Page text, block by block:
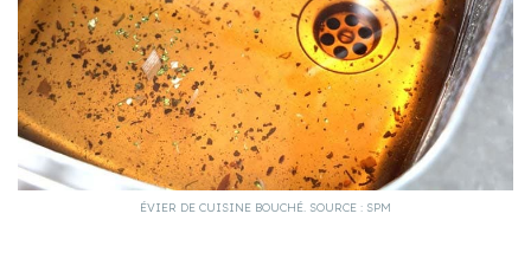
ÉVIER DE CUISINE BOUCHÉ. SOURCE : SPM